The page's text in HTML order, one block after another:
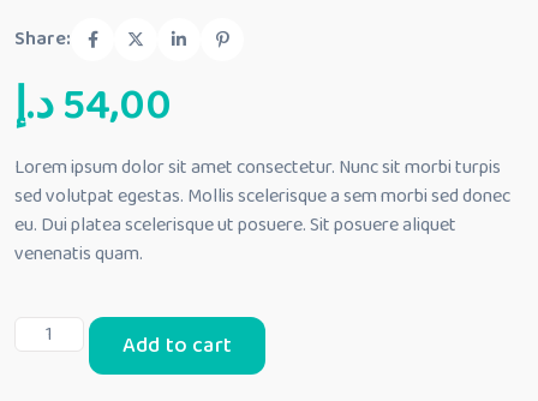
5.00
out
of 5
on
customer
rating
Share:
54,00د.إ
Lorem ipsum dolor sit amet consectetur. Nunc sit morbi turpis
sed volutpat egestas. Mollis scelerisque a sem morbi sed donec
eu. Dui platea scelerisque ut posuere. Sit posuere aliquet
venenatis quam.
Galore:
Rev
Add to cart